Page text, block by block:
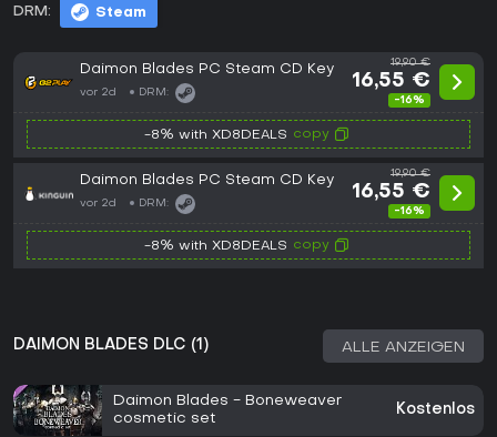
DRM: Steam
Daimon Blades PC Steam CD Key
vor 2d DRM:
19,90 €
16,55 €
-16%
-8% with XD8DEALS copy
Daimon Blades PC Steam CD Key
vor 2d DRM:
19,90 €
16,55 €
-16%
-8% with XD8DEALS copy
DAIMON BLADES DLC (1) ALLE ANZEIGEN
Daimon Blades - Boneweaver
cosmetic set
Kostenlos